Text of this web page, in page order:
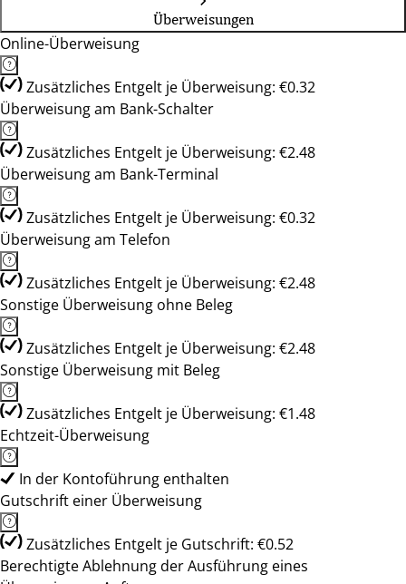
Überweisungen
Online-Überweisung
Zusätzliches Entgelt je Überweisung: €0.32
Überweisung am Bank-Schalter
Zusätzliches Entgelt je Überweisung: €2.48
Überweisung am Bank-Terminal
Zusätzliches Entgelt je Überweisung: €0.32
Überweisung am Telefon
Zusätzliches Entgelt je Überweisung: €2.48
Sonstige Überweisung ohne Beleg
Zusätzliches Entgelt je Überweisung: €2.48
Sonstige Überweisung mit Beleg
Zusätzliches Entgelt je Überweisung: €1.48
Echtzeit-Überweisung
In der Kontoführung enthalten
Gutschrift einer Überweisung
Zusätzliches Entgelt je Gutschrift: €0.52
Berechtigte Ablehnung der Ausführung eines